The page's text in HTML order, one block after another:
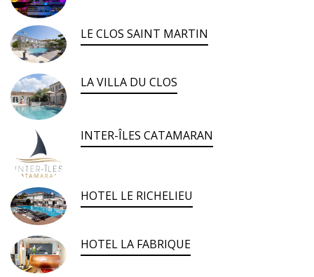
LE CLOS SAINT MARTIN
LA VILLA DU CLOS
INTER-ÎLES CATAMARAN
HOTEL LE RICHELIEU
HOTEL LA FABRIQUE